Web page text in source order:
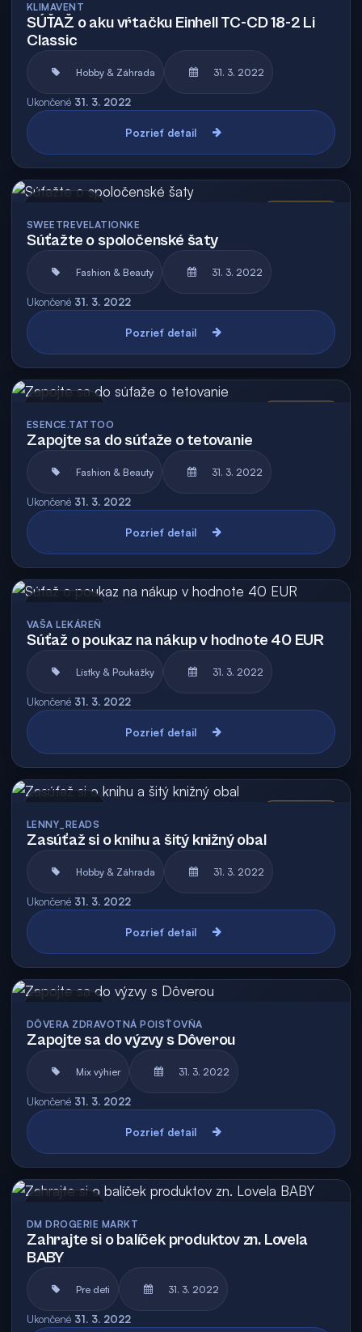
KLIMAVENT
SÚŤAŽ o aku vŕtačku Einhell TC-CD 18-2 Li
Classic
Hobby & Záhrada 31. 3. 2022
Ukončené 31. 3. 2022
Pozrieť detail
SWEETREVELATIONKE
Súťažte o spoločenské šaty
Fashion & Beauty 31. 3. 2022
Ukončené 31. 3. 2022
Pozrieť detail
ESENCE.TATTOO
Zapojte sa do súťaže o tetovanie
Fashion & Beauty 31. 3. 2022
Ukončené 31. 3. 2022
Pozrieť detail
VAŠA LEKÁREŇ
Súťaž o poukaz na nákup v hodnote 40 EUR
Lístky & Poukážky 31. 3. 2022
Ukončené 31. 3. 2022
Pozrieť detail
LENNY_READS
Zasúťaž si o knihu a šitý knižný obal
Hobby & Záhrada 31. 3. 2022
Ukončené 31. 3. 2022
Pozrieť detail
DÔVERA ZDRAVOTNÁ POISŤOVŇA
Zapojte sa do výzvy s Dôverou
Mix výhier 31. 3. 2022
Ukončené 31. 3. 2022
Pozrieť detail
DM DROGERIE MARKT
Zahrajte si o balíček produktov zn. Lovela
BABY
Pre deti 31. 3. 2022
Ukončené 31. 3. 2022